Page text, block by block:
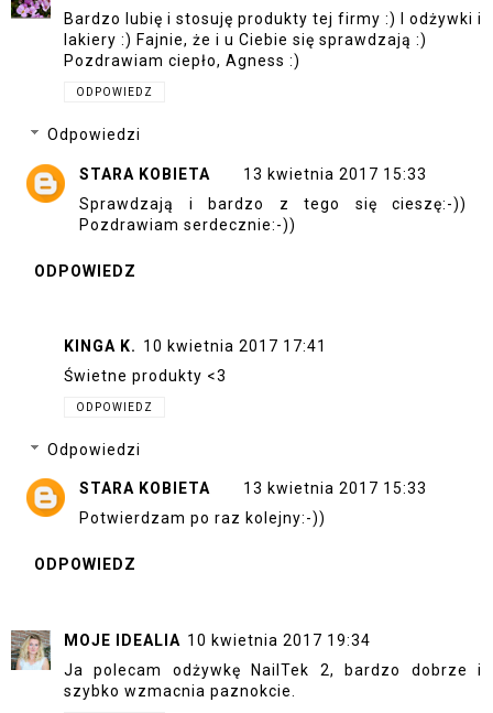
Bardzo lubię i stosuję produkty tej firmy :) I odżywki i
lakiery :) Fajnie, że i u Ciebie się sprawdzają :)
Pozdrawiam ciepło, Agness :)
ODPOWIEDZ
Odpowiedzi
STARA KOBIETA
13 kwietnia 2017 15:33
Sprawdzają i bardzo z tego się cieszę:-))
Pozdrawiam serdecznie:-))
ODPOWIEDZ
KINGA K. 10 kwietnia 2017 17:41
Świetne produkty <3
ODPOWIEDZ
Odpowiedzi
STARA KOBIETA
13 kwietnia 2017 15:33
Potwierdzam po raz kolejny:-))
ODPOWIEDZ
MOJE IDEALIA 10 kwietnia 2017 19:34
Ja polecam odżywkę NailTek 2, bardzo dobrze i
szybko wzmacnia paznokcie.